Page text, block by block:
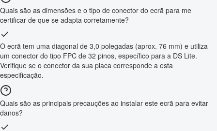
Quais são as dimensões e o tipo de conector do ecrã para me
certificar de que se adapta corretamente?
O ecrã tem uma diagonal de 3,0 polegadas (aprox. 76 mm) e utiliza
um conector do tipo FPC de 32 pinos, específico para a DS Lite.
Verifique se o conector da sua placa corresponde a esta
especificação.
Quais são as principais precauções ao instalar este ecrã para evitar
danos?